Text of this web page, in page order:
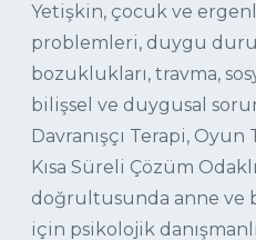
Yetişkin, çocuk ve
problemleri, duygu
bozuklukları, travma,
bilişsel ve duygusal
Davranışçı Terapi,
Kısa Süreli Çözüm
doğrultusunda anne ve
için psikolojik